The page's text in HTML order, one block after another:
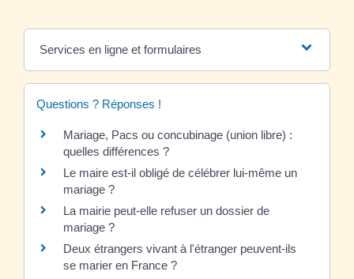
Services en ligne et formulaires
Questions ? Réponses !
Mariage, Pacs ou concubinage (union libre) :
quelles différences ?
Le maire est-il obligé de célébrer lui-même un
mariage ?
La mairie peut-elle refuser un dossier de
mariage ?
Deux étrangers vivant à l'étranger peuvent-ils
se marier en France ?